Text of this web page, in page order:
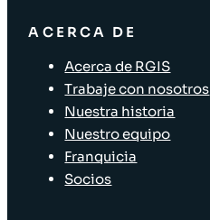
ACERCA DE
Acerca de RGIS
Trabaje con nosotros
Nuestra historia
Nuestro equipo
Franquicia
Socios